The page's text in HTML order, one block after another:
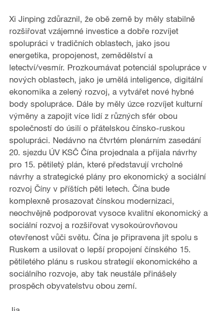
Xi Jinping zdůraznil, že obě země by měly stabilně
rozšiřovat vzájemné investice a dobře rozvíjet
spolupráci v tradičních oblastech, jako jsou
energetika, propojenost, zemědělství a
letectví/vesmír. Prozkoumávat potenciál spolupráce v
nových oblastech, jako je umělá inteligence, digitální
ekonomika a zelený rozvoj, a vytvářet nové hybné
body spolupráce. Dále by měly úzce rozvíjet kulturní
výměny a zapojit více lidí z různých sfér obou
společností do úsilí o přátelskou čínsko-ruskou
spolupráci. Nedávno na čtvrtém plenárním zasedání
20. sjezdu ÚV KSČ Čína projednala a přijala návrhy
pro 15. pětiletý plán, které představují vrcholné
návrhy a strategické plány pro ekonomický a sociální
rozvoj Číny v příštích pěti letech. Čína bude
komplexně prosazovat čínskou modernizaci,
neochvějně podporovat vysoce kvalitní ekonomický a
sociální rozvoj a rozšiřovat vysokoúrovňovou
otevřenost vůči světu. Čína je připravena jít spolu s
Ruskem a usilovat o lepší propojení čínského 15.
pětiletého plánu s ruskou strategií ekonomického a
sociálního rozvoje, aby tak neustále přinášely
prospěch obyvatelstvu obou zemí.